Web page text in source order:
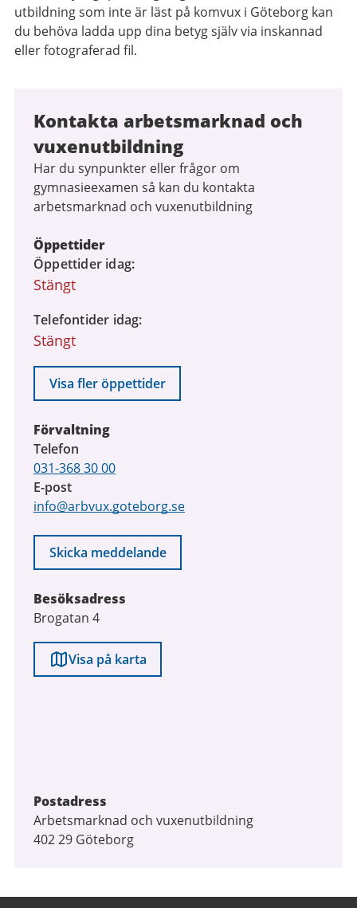
utbildning som inte är läst på komvux i Göteborg kan
du behöva ladda upp dina betyg själv via inskannad
eller fotograferad fil.
Kontakta arbetsmarknad och
vuxenutbildning
Har du synpunkter eller frågor om
gymnasieexamen så kan du kontakta
arbetsmarknad och vuxenutbildning
Öppettider
Öppettider idag
Stängt
Telefontider idag
Stängt
Visa fler öppettider
Förvaltning
Telefon
031-368 30 00
E-post
info@arbvux.goteborg.se
Skicka meddelande
Besöksadress
Brogatan 4
Visa på karta
Postadress
Arbetsmarknad och vuxenutbildning
402 29 Göteborg